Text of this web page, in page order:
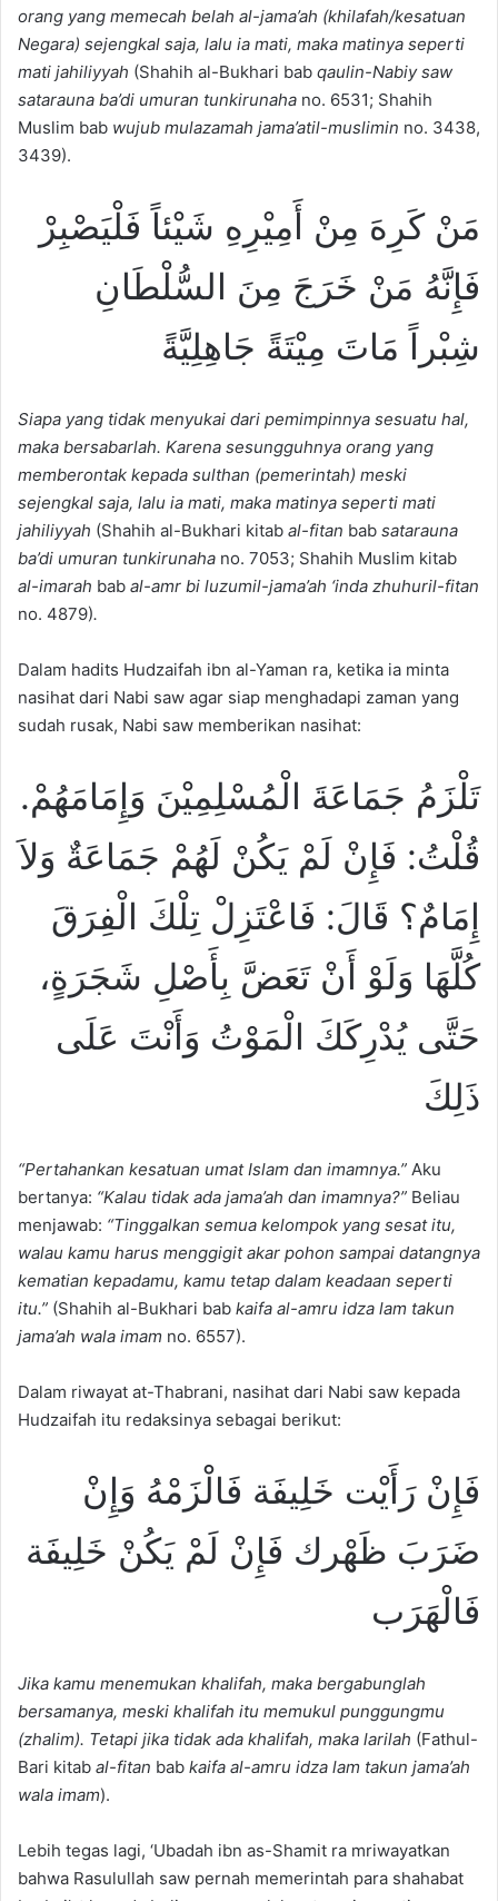
orang yang memecah belah al-jama’ah (khilafah/kesatuan
Negara) sejengkal saja, lalu ia mati, maka matinya seperti
mati jahiliyyah (Shahih al-Bukhari bab qaulin-Nabiy saw
satarauna ba’di umuran tunkirunaha no. 6531; Shahih
Muslim bab wujub mulazamah jama’atil-muslimin no. 3438,
3439).
مَنْ كَرِهَ مِنْ أَمِيْرِهِ شَيْئاً فَلْيَصْبِرْ
فَإِنَّهُ مَنْ خَرَجَ مِنَ السُّلْطَانِ
شِبْراً مَاتَ مِيْتَةً جَاهِلِيَّةً
Siapa yang tidak menyukai dari pemimpinnya sesuatu hal,
maka bersabarlah. Karena sesungguhnya orang yang
memberontak kepada sulthan (pemerintah) meski
sejengkal saja, lalu ia mati, maka matinya seperti mati
jahiliyyah (Shahih al-Bukhari kitab al-fitan bab satarauna
ba’di umuran tunkirunaha no. 7053; Shahih Muslim kitab
al-imarah bab al-amr bi luzumil-jama’ah ‘inda zhuhuril-fitan
no. 4879).
Dalam hadits Hudzaifah ibn al-Yaman ra, ketika ia minta
nasihat dari Nabi saw agar siap menghadapi zaman yang
sudah rusak, Nabi saw memberikan nasihat:
تَلْزَمُ جَمَاعَةَ الْمُسْلِمِيْنَ وَإِمَامَهُمْ.
قُلْتُ: فَإِنْ لَمْ يَكُنْ لَهُمْ جَمَاعَةٌ وَلاَ
إِمَامٌ؟ قَالَ: فَاعْتَزِلْ تِلْكَ الْفِرَقَ
كُلَّهَا وَلَوْ أَنْ تَعَضَّ بِأَصْلِ شَجَرَةٍ،
حَتَّى يُدْرِكَكَ الْمَوْتُ وَأَنْتَ عَلَى
ذَلِكَ
“Pertahankan kesatuan umat Islam dan imamnya.” Aku
bertanya: “Kalau tidak ada jama’ah dan imamnya?” Beliau
menjawab: “Tinggalkan semua kelompok yang sesat itu,
walau kamu harus menggigit akar pohon sampai datangnya
kematian kepadamu, kamu tetap dalam keadaan seperti
itu.” (Shahih al-Bukhari bab kaifa al-amru idza lam takun
jama’ah wala imam no. 6557).
Dalam riwayat at-Thabrani, nasihat dari Nabi saw kepada
Hudzaifah itu redaksinya sebagai berikut:
فَإِنْ رَأَيْت خَلِيفَة فَالْزَمْهُ وَإِنْ
ضَرَبَ ظَهْرك فَإِنْ لَمْ يَكُنْ خَلِيفَة
فَالْهَرَب
Jika kamu menemukan khalifah, maka bergabunglah
bersamanya, meski khalifah itu memukul punggungmu
(zhalim). Tetapi jika tidak ada khalifah, maka larilah (Fathul-
Bari kitab al-fitan bab kaifa al-amru idza lam takun jama’ah
wala imam).
Lebih tegas lagi, ‘Ubadah ibn as-Shamit ra mriwayatkan
bahwa Rasulullah saw pernah memerintah para shahabat